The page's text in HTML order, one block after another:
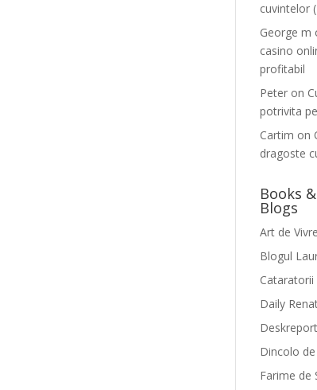
cuvintelor
George m
casino
profitabil
Peter on
potrivita
Cartim on
dragoste
Books
Blogs
Art de Vivre
Blogul
Cataratorii
Daily
Dincolo
Farime de